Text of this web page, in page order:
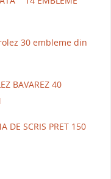
30 embleme din
BAVAREZ 40
DE SCRIS PRET 150